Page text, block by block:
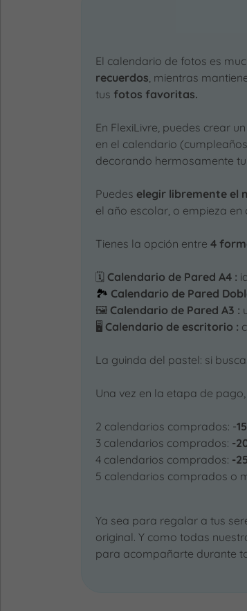
El calendario de fotos es
recuerdos, mientras
tus fotos favoritas.
En FlexiLivre, puedes crear un
en el calendario
decorando hermosamente
Puedes elegir libremente el
el año escolar, o empieza
Tienes la opción entre 4
🗓️ Calendario de Pared A4 :
🏞️ Calendario de Pared
🖼️ Calendario de Pared A3 :
🖥️ Calendario de escritorio :
La guinda del pastel: si
Una vez en la etapa de
2 calendarios comprados: -
3 calendarios comprados: -
4 calendarios comprados: -
5 calendarios comprados o
Ya sea para regalar a tus
original. Y como todas
para acompañarte durante